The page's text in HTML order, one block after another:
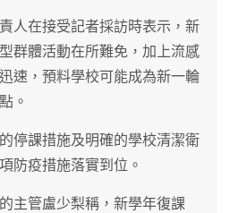
人在接受記者採訪時表示，新
群體活動在所難免，加上流感
速，預料學校可能成為新一輪
。
停課措施及明確的學校清潔衛
防疫措施落實到位。
主管盧少梨稱，新學年復課